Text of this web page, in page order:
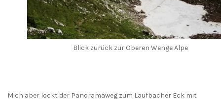
Blick zurück zur Oberen Wenge Alpe
Mich aber lockt der Panoramaweg zum Laufbacher Eck mit